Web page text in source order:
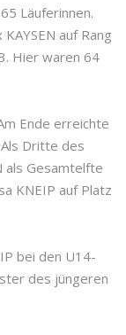
Läuferinnen.
auf Rang
Hier waren 64
Ende erreichte
Dritte des
als Gesamtelfte
KNEIP auf Platz
bei den U14-
des jüngeren